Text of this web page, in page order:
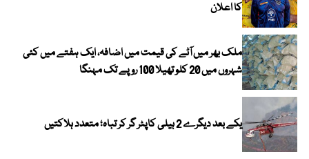
کا اعلان
ملک بھر میں آٹے کی قیمت میں اضافہ، ایک ہفتے میں کئی
شہروں میں 20 کلو تھیلا 100 روپے تک مہنگا
یکے بعد دیگرے 2 ہیلی کاپٹر گر کر تباہ؛ متعدد ہلاکتیں